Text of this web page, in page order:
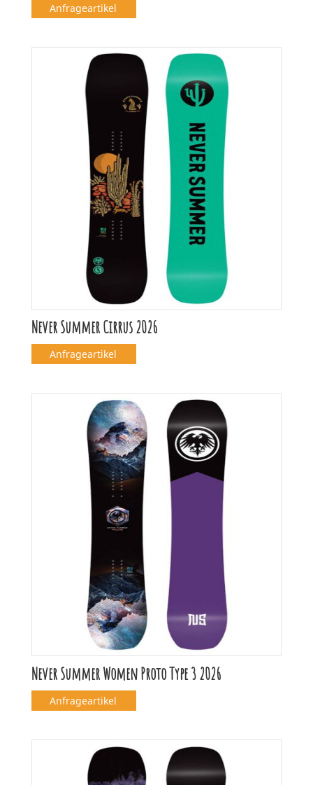
Anfrageartikel
Never Summer Cirrus 2026
Anfrageartikel
Never Summer Women Proto Type 3 2026
Anfrageartikel